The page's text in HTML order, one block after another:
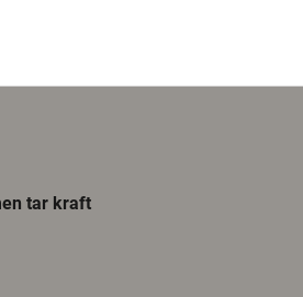
tar kraft